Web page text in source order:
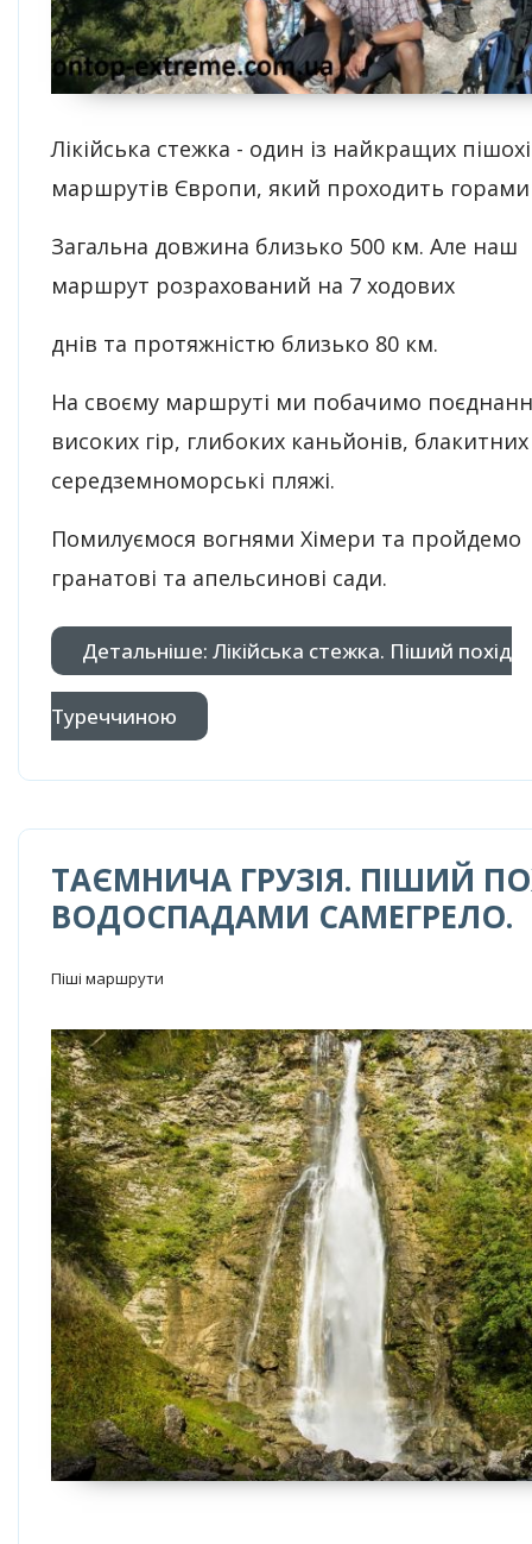
Лікійська стежка - один із найкращих
маршрутів Європи, який проходить
Загальна довжина близько 500 км. Але наш
маршрут розрахований на 7 ходових
днів та протяжністю близько 80 км.
На своєму маршруті ми побачимо
високих гір, глибоких каньйонів, блакитних
середземноморські пляжі.
Помилуємося вогнями Хімери та пройдемо
гранатові та апельсинові сади.
Детальніше: Лікійська стежка. Піший похід
Туреччиною
ТАЄМНИЧА ГРУЗІЯ. ПІШИЙ
ВОДОСПАДАМИ САМЕГРЕЛО.
Піші маршрути